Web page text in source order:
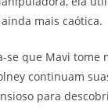
mais caótica.
se que Mavi
continuam
para